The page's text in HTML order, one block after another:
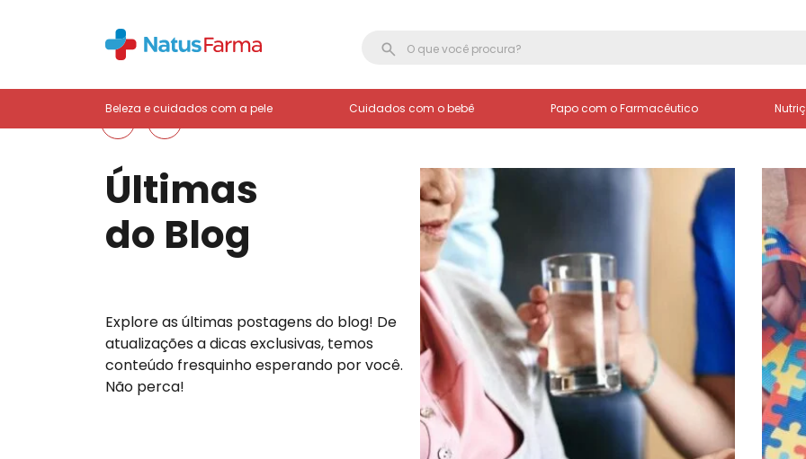
Beleza e cuidados com a pele Cuidados com o bebê Papo com o Farmacêutico
Últimas
do Blog
Explore as últimas postagens do blog! De
atualizações a dicas exclusivas, temos
conteúdo fresquinho esperando por você.
Não perca!